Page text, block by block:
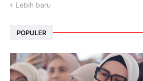
Lebih baru
POPULER